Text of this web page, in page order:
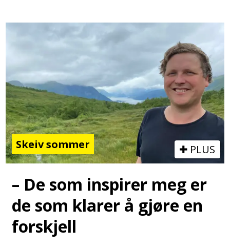
Skeiv sommer PLUS
– De som inspirer meg er
de som klarer å gjøre en
forskjell